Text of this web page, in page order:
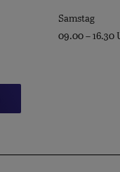
Samstag
09.00 – 16.30